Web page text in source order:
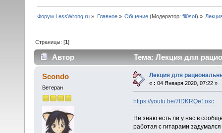
Форум LessWrong.ru » Главное» Общение(Модератор: fil0sof) »
Страницы: [1]
Автор Тема: Лекция для
Scondo
Ветеран
Лекция для
« : 04 Января 2020, 07:22 »
https://youtu.be/7fDKRQe1oxc
Не знаю есть ли у нас в
работая с гитарами